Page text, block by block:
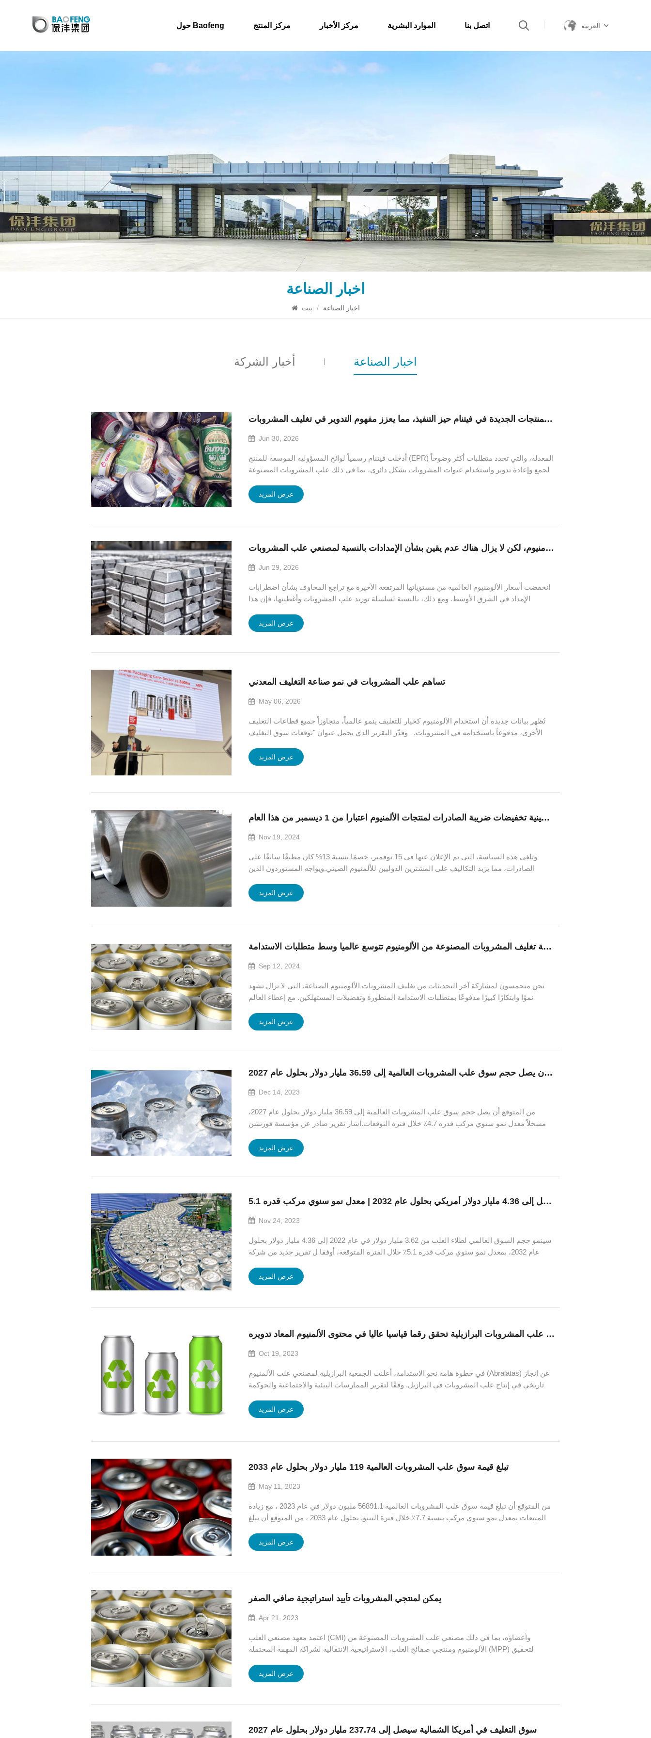
حول Baofeng مركز المنتج مركز الأخبار الموارد البشرية اتصل بنا العربية
اخبار الصناعة
/ اخبار الصناعة
أخبار الشركة اخبار الصناعة
دخلت قواعد المسؤولية الموسعة للمنتجات الجديدة في فيتنام حيز التنفيذ، مما يعزز مفهوم التدوير في تغليف المشروبات.
Jun 30, 2026
أدخلت فيتنام رسمياً لوائح المسؤولية الموسعة للمنتج (EPR) المعدلة، والتي تحدد متطلبات أكثر وضوحاً
لجمع وإعادة تدوير واستخدام عبوات المشروبات بشكل دائري، بما في ذلك علب المشروبات المصنوعة
عرض المزيد
انخفاض أسعار الألومنيوم، لكن لا يزال هناك عدم يقين بشأن الإمدادات بالنسبة لمصنعي علب المشروبات
Jun 29, 2026
انخفضت أسعار الألومنيوم العالمية من مستوياتها المرتفعة الأخيرة مع تراجع المخاوف بشأن اضطرابات
الإمداد في الشرق الأوسط. ومع ذلك، بالنسبة لسلسلة توريد علب المشروبات وأغطيتها، فإن هذا
عرض المزيد
تساهم علب المشروبات في نمو صناعة التغليف المعدني
May 06, 2026
تُظهر بيانات جديدة أن استخدام الألومنيوم كخيار للتغليف ينمو عالمياً، متجاوزاً جميع قطاعات التغليف
الأخرى، مدفوعاً باستخدامه في المشروبات. وقدّر التقرير الذي يحمل عنوان "توقعات سوق التغليف
عرض المزيد
تلغي وزارة المالية الصينية تخفيضات ضريبة الصادرات لمنتجات الألمنيوم اعتبارا من 1 ديسمبر من هذا العام.
Nov 19, 2024
وتلغي هذه السياسة، التي تم الإعلان عنها في 15 نوفمبر، خصمًا بنسبة 13% كان مطبقًا سابقًا على
الصادرات، مما يزيد التكاليف على المشترين الدوليين للألمنيوم الصيني.ويواجه المستوردون الذين
عرض المزيد
صناعة تغليف المشروبات المصنوعة من الألومنيوم تتوسع عالميا وسط متطلبات الاستدامة
Sep 12, 2024
نحن متحمسون لمشاركة آخر التحديثات من تغليف المشروبات الألومنيوم الصناعة، التي لا تزال تشهد
نموًا وابتكارًا كبيرًا مدفوعًا بمتطلبات الاستدامة المتطورة وتفضيلات المستهلكين. مع إعطاء العالم
عرض المزيد
من المتوقع أن يصل حجم سوق علب المشروبات العالمية إلى 36.59 مليار دولار بحلول عام 2027
Dec 14, 2023
من المتوقع أن يصل حجم سوق علب المشروبات العالمية إلى 36.59 مليار دولار بحلول عام 2027،
مسجلاً معدل نمو سنوي مركب قدره 4.7٪ خلال فترة التوقعات.أشار تقرير صادر عن مؤسسة فورتشن
عرض المزيد
حجم سوق طلاء العلب العالمي يصل إلى 4.36 مليار دولار أمريكي بحلول عام 2032 | معدل نمو سنوي مركب قدره 5.1٪
Nov 24, 2023
سينمو حجم السوق العالمي لطلاء العلب من 3.62 مليار دولار في عام 2022 إلى 4.36 مليار دولار بحلول
عام 2032، بمعدل نمو سنوي مركب قدره 5.1٪ خلال الفترة المتوقعة، أوفقا ل تقرير جديد من شركة
عرض المزيد
صناعة علب المشروبات البرازيلية تحقق رقما قياسيا عاليا في محتوى الألمنيوم المعاد تدويره
Oct 19, 2023
في خطوة هامة نحو الاستدامة، أعلنت الجمعية البرازيلية لمصنعي علب الألمنيوم (Abralatas) عن إنجاز
تاريخي في إنتاج علب المشروبات في البرازيل. وفقًا لتقرير الممارسات البيئية والاجتماعية والحوكمة
عرض المزيد
تبلغ قيمة سوق علب المشروبات العالمية 119 مليار دولار بحلول عام 2033
May 11, 2023
من المتوقع أن تبلغ قيمة سوق علب المشروبات العالمية 56891.1 مليون دولار في عام 2023 ، مع زيادة
المبيعات بمعدل نمو سنوي مركب بنسبة 7.7٪ خلال فترة التنبؤ. بحلول عام 2033 ، من المتوقع أن تبلغ
عرض المزيد
يمكن لمنتجي المشروبات تأييد استراتيجية صافي الصفر
Apr 21, 2023
اعتمد معهد مصنعي العلب (CMI) وأعضاؤه، بما في ذلك مصنعي علب المشروبات المصنوعة من
الألومنيوم ومنتجي صفائح العلب، الإستراتيجية الانتقالية لشراكة المهمة المحتملة (MPP) لتحقيق
عرض المزيد
سوق التغليف في أمريكا الشمالية سيصل إلى 237.74 مليار دولار بحلول عام 2027